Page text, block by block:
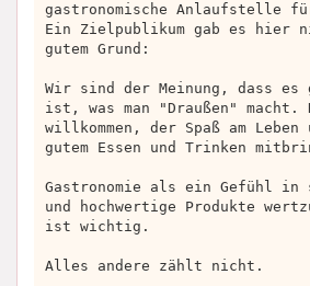
gastronomische Anlaufstelle
Ein Zielpublikum gab es hier
gutem Grund:
Wir sind der Meinung, dass es
ist, was man "Draußen"
willkommen, der Spaß am Leben
gutem Essen und Trinken
Gastronomie als ein Gefühl in
und hochwertige Produkte
ist wichtig.
Alles andere zählt nicht.